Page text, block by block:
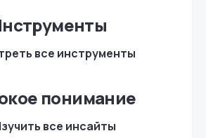
все инструменты
понимание
все инсайты